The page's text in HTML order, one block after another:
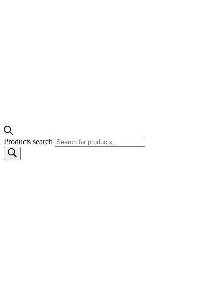
Products search